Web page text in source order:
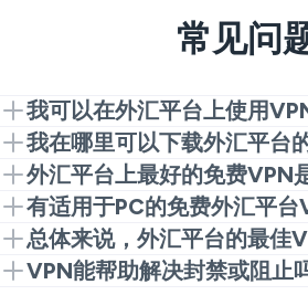
常见问
我可以在外汇平台上使用
可以。安装VeePN，连接到附近
可。这就是获得私密、稳定路径所
我在哪里可以下载外汇平台
从我们的网站或应用商店获取
开始交易。
外汇平台上最好的免费VPN
免费服务通常会限速、加上限制或
的访问，选择付费选项如VeePN是
有适用于PC的免费外汇平台
大多数免费的桌面应用在高峰时段
录活动。VeePN保持您的PC会话
总体来说，外汇平台的最佳
选择快速协议、充足的服务器和明
VPN能帮助解决封禁或阻止